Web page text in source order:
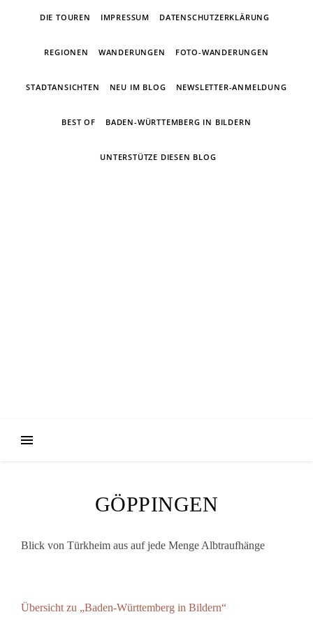
DIE TOUREN IMPRESSUM DATENSCHUTZERKLÄRUNG
REGIONEN WANDERUNGEN FOTO-WANDERUNGEN
STADTANSICHTEN NEU IM BLOG NEWSLETTER-ANMELDUNG
BEST OF BADEN-WÜRTTEMBERG IN BILDERN
UNTERSTÜTZE DIESEN BLOG
GÖPPINGEN
Blick von Türkheim aus auf jede Menge Albtraufhänge
Übersicht zu „Baden-Württemberg in Bildern“